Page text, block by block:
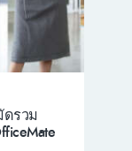
ดรวม